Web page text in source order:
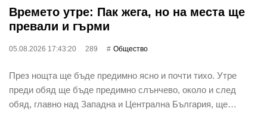
Времето утре: Пак жега, но на места ще
превали и гърми
05.08.2026 17:43:20 289 Общество
През нощта ще бъде предимно ясно и почти тихо. Утре
преди обяд ще бъде предимно слънчево, около и след
обяд, главно над Западна и Централна България, ще…